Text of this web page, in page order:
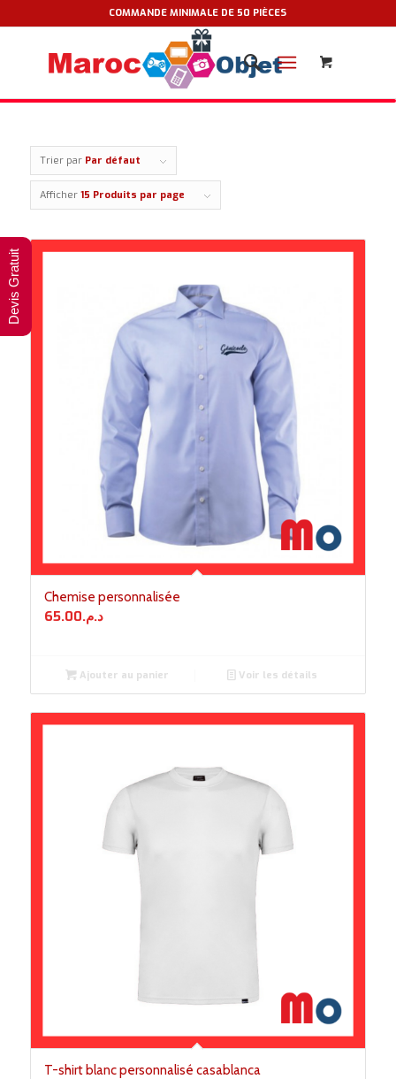
COMMANDE MINIMALE DE 50 PIÈCES
Trier par Par défaut
Afficher 15 Produits par page
Chemise personnalisée
د.م.65.00
Ajouter au panier Voir les détails
T-shirt blanc personnalisé casablanca
Devis Gratuit